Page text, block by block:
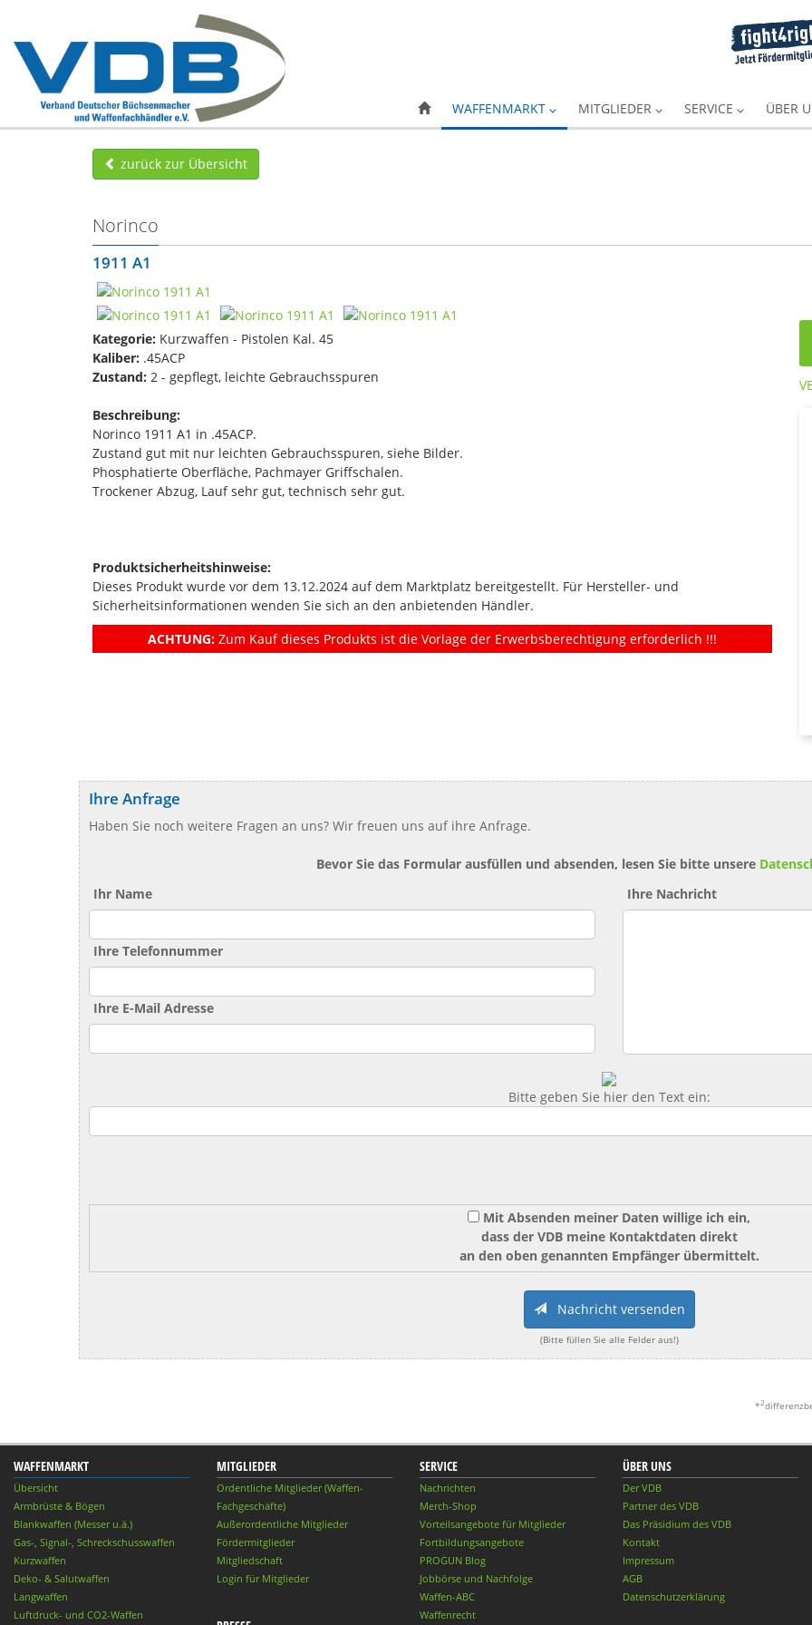
WAFFENMARKT MITGLIEDER SERVICE ÜBER
zurück zur Übersicht
Norinco
1911 A1
Kategorie: Kurzwaffen - Pistolen Kal. 45
Kaliber: .45ACP
Zustand: 2 - gepflegt, leichte Gebrauchsspuren
Beschreibung:
Norinco 1911 A1 in .45ACP.
Zustand gut mit nur leichten Gebrauchsspuren, siehe Bilder.
Phosphatierte Oberfläche, Pachmayer Griffschalen.
Trockener Abzug, Lauf sehr gut, technisch sehr gut.
Produktsicherheitshinweise:
Dieses Produkt wurde vor dem 13.12.2024 auf dem Marktplatz bereitgestellt. Für Hersteller- und
Sicherheitsinformationen wenden Sie sich an den anbietenden Händler.
ACHTUNG: Zum Kauf dieses Produkts ist die Vorlage der Erwerbsberechtigung erforderlich !!!
Ihre Anfrage
Haben Sie noch weitere Fragen an uns? Wir freuen uns auf ihre Anfrage.
Bevor Sie das Formular ausfüllen und absenden, lesen Sie bitte unsere
Ihr Name
Ihre Telefonnummer
Ihre E-Mail Adresse
Ihre Nachricht
Bitte geben Sie hier den Text ein:
Mit Absenden meiner Daten willige ich ein,
dass der VDB meine Kontaktdaten direkt
an den oben genannten Empfänger übermittelt.
Nachricht versenden
(Bitte füllen Sie alle Felder aus!)
*2
WAFFENMARKT
Übersicht
Armbrüste & Bögen
Blankwaffen (Messer u.ä.)
Gas-, Signal-, Schreckschusswaffen
Kurzwaffen
Deko- & Salutwaffen
Langwaffen
Luftdruck- und CO2-Waffen
MITGLIEDER
Ordentliche Mitglieder (Waffen-
Fachgeschäfte)
Außerordentliche Mitglieder
Fördermitglieder
Mitgliedschaft
Login für Mitglieder
SERVICE
Nachrichten
Merch-Shop
Vorteilsangebote für Mitglieder
Fortbildungsangebote
PROGUN Blog
Jobbörse und Nachfolge
Waffen-ABC
Waffenrecht
ÜBER UNS
Der VDB
Partner des VDB
Das Präsidium des VDB
Kontakt
Impressum
AGB
Datenschutzerklärung